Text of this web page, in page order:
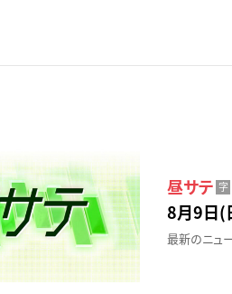
昼サテ 字
8月9日(
最新のニュ